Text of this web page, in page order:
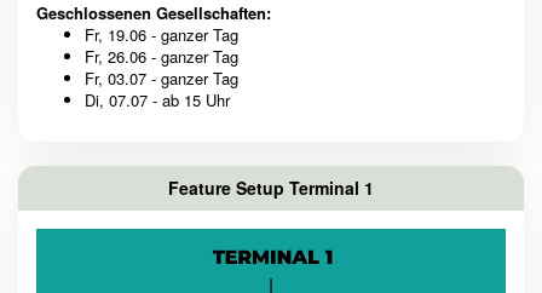
Geschlossenen Gesellschaften:
Fr, 19.06 - ganzer Tag
Fr, 26.06 - ganzer Tag
Fr, 03.07 - ganzer Tag
Di, 07.07 - ab 15 Uhr
Feature Setup Terminal 1